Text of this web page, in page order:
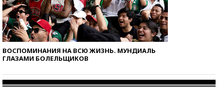
ВОСПОМИНАНИЯ НА ВСЮ ЖИЗНЬ. МУНДИАЛЬ
ГЛАЗАМИ БОЛЕЛЬЩИКОВ